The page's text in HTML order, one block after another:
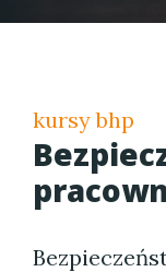
kursy bhp